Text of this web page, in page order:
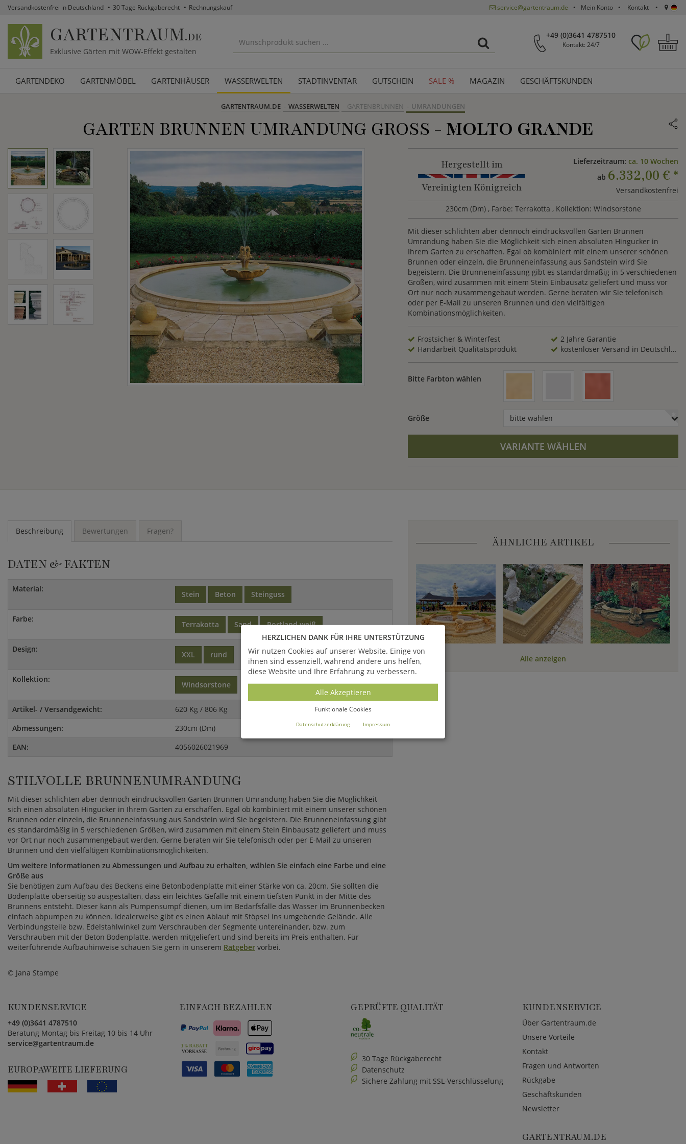
Versandkostenfrei in Deutschland 30 Tage Rückgaberecht Rechnungskauf service@gartentraum.de Mein Konto Kontakt
GARTENTRAUM.DE
Exklusive Gärten mit WOW-Effekt gestalten
+49 (0)3641 4787510
Kontakt: 24/7
GARTENDEKO GARTENMÖBEL GARTENHÄUSER WASSERWELTEN STADTINVENTAR GUTSCHEIN SALE % MAGAZIN GESCHÄFTSKUNDEN
GARTENTRAUM.DE WASSERWELTEN GARTENBRUNNEN UMRANDUNGEN
GARTEN BRUNNEN UMRANDUNG GROSS - MOLTO GRANDE
Hergestellt im
Vereinigten Königreich
Lieferzeitraum: ca. 10 Wochen
ab 6.332,00 € *
Versandkostenfrei
230cm (Dm) , Farbe: Terrakotta , Kollektion: Windsorstone
Mit dieser schlichten aber dennoch eindrucksvollen Garten Brunnen
Umrandung haben Sie die Möglichkeit sich einen absoluten Hingucker in
Ihrem Garten zu erschaffen. Egal ob kombiniert mit einem unserer schönen
Brunnen oder einzeln, die Brunneneinfassung aus Sandstein wird Sie
begeistern. Die Brunneneinfassung gibt es standardmäßig in 5 verschiedenen
Größen, wird zusammen mit einem Stein Einbausatz geliefert und muss vor
Ort nur noch zusammengebaut werden. Gerne beraten wir Sie telefonisch
oder per E-Mail zu unseren Brunnen und den vielfältigen
Kombinationsmöglichkeiten.
Frostsicher & Winterfest
2 Jahre Garantie
Handarbeit Qualitätsprodukt
kostenloser Versand in Deutschland
Bitte Farbton wählen
Größe bitte wählen
VARIANTE WÄHLEN
Beschreibung Bewertungen Fragen?
DATEN & FAKTEN
Material:
Stein Beton Steinguss
Farbe:
Terrakotta Sand Portland weiß
Design:
XXL rund
Kollektion:
Windsorstone
Artikel- / Versandgewicht:
620 Kg / 806 Kg
Abmessungen:
230cm (Dm)
EAN:
4056026021969
STILVOLLE BRUNNENUMRANDUNG
Mit dieser schlichten aber dennoch eindrucksvollen Garten Brunnen Umrandung haben Sie die Möglichkeit
sich einen absoluten Hingucker in Ihrem Garten zu erschaffen. Egal ob kombiniert mit einem unserer schönen
Brunnen oder einzeln, die Brunneneinfassung aus Sandstein wird Sie begeistern. Die Brunneneinfassung gibt
es standardmäßig in 5 verschiedenen Größen, wird zusammen mit einem Stein Einbausatz geliefert und muss
vor Ort nur noch zusammengebaut werden. Gerne beraten wir Sie telefonisch oder per E-Mail zu unseren
Brunnen und den vielfältigen Kombinationsmöglichkeiten.
Um weitere Informationen zu Abmessungen und Aufbau zu erhalten, wählen Sie einfach eine Farbe und eine
Größe aus
Sie benötigen zum Aufbau des Beckens eine Betonbodenplatte mit einer Stärke von ca. 20cm. Sie sollten die
Bodenplatte oberseitig so ausgestalten, dass ein leichtes Gefälle mit einem tiefsten Punkt in der Mitte des
Brunnens entsteht. Dieser kann als Pumpensumpf dienen, um im Bedarfsfalle das Wasser im Brunnenbecken
einfach abpumpen zu können. Idealerweise gibt es einen Ablauf mit Stöpsel ins umgebende Gelände. Alle
Verbindungsteile bzw. Edelstahlwinkel zum Verschrauben der Segmente untereinander, bzw. zum
Verschrauben mit der Beton Bodenplatte, werden mitgeliefert und sind bereits im Preis enthalten. Für
weiterführende Aufbauhinweise schauen Sie gern in unserem Ratgeber vorbei.
© Jana Stampe
ÄHNLICHE ARTIKEL
Alle anzeigen
KUNDENSERVICE
+49 (0)3641 4787510
Beratung Montag bis Freitag 10 bis 14 Uhr
service@gartentraum.de
EUROPAWEITE LIEFERUNG
EINFACH BEZAHLEN GEPRÜFTE QUALITÄT
30 Tage Rückgaberecht
Datenschutz
Sichere Zahlung mit SSL-Verschlüsselung
KUNDENSERVICE
Über Gartentraum.de
Unsere Vorteile
Kontakt
Fragen und Antworten
Rückgabe
Geschäftskunden
Newsletter
GARTENTRAUM.DE
HERZLICHEN DANK FÜR IHRE UNTERSTÜTZUNG
Wir nutzen Cookies auf unserer Website. Einige von
ihnen sind essenziell, während andere uns helfen,
diese Website und Ihre Erfahrung zu verbessern.
Alle Akzeptieren
Funktionale Cookies
Datenschutzerklärung Impressum